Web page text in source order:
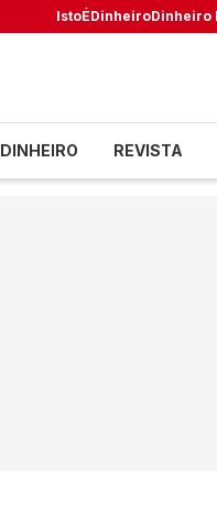
IstoÉDinheiroDinheiro
DINHEIRO REVISTA